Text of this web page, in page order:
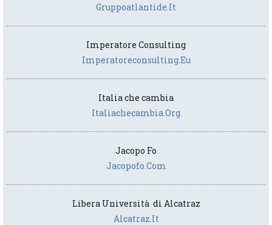
Gruppoatlantide.it
Imperatore Consulting
Imperatoreconsulting.eu
Italia che cambia
Italiachecambia.org
Jacopo Fo
Jacopofo.com
Libera Università di Alcatraz
Alcatraz.it